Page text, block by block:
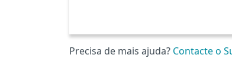
Precisa de mais ajuda? Contacte o